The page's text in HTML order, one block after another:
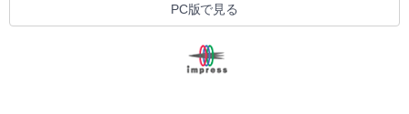
PC版で見る